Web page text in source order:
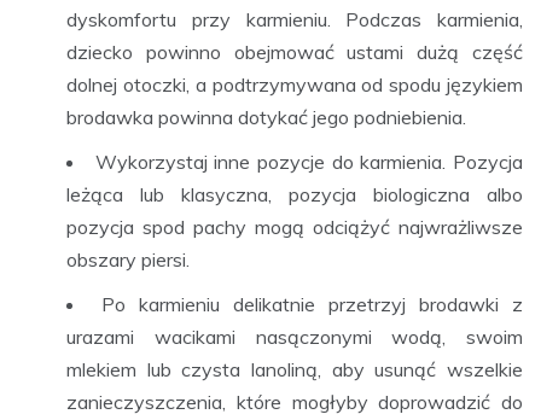
dyskomfortu przy karmieniu. Podczas karmienia,
dziecko powinno obejmować ustami dużą część
dolnej otoczki, a podtrzymywana od spodu językiem
brodawka powinna dotykać jego podniebienia.
Wykorzystaj inne pozycje do karmienia. Pozycja
leżąca lub klasyczna, pozycja biologiczna albo
pozycja spod pachy mogą odciążyć najwrażliwsze
obszary piersi.
Po karmieniu delikatnie przetrzyj brodawki z
urazami wacikami nasączonymi wodą, swoim
mlekiem lub czysta lanoliną, aby usunąć wszelkie
zanieczyszczenia, które mogłyby doprowadzić do